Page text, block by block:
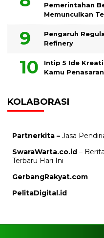
Pemerintahan
Memunculkan
Pengaruh
Refinery
Intip 5 Ide
Kamu Penasaran
KOLABORASI
Partnerkita – Jasa
SwaraWarta.co.id –
Terbaru Hari Ini
GerbangRakyat.com
PelitaDigital.id